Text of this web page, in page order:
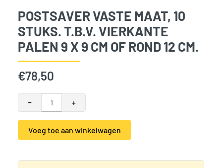
POSTSAVER VASTE MAAT, 10
STUKS. T.B.V. VIERKANTE
PALEN 9 X 9 CM OF ROND 12 CM.
€78,50
− +
Voeg toe aan winkelwagen